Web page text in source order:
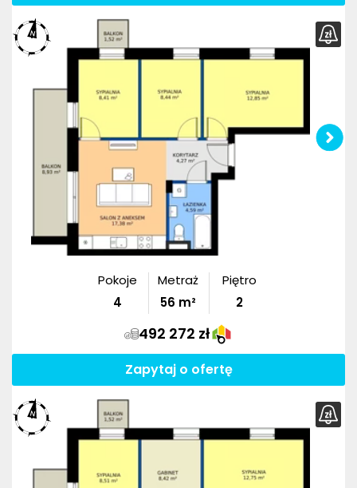
Pokoje
4
Metraż
56 m²
Piętro
2
492 272 zł
Zapytaj o ofertę